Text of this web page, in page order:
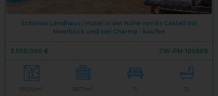
Schönes Landhaus / Hotel in der Nähe von Es Castell mit
Meerblick und viel Charme - kaufen
3.500.000 € CW-PM-100509
39129m² 1677m² 11 13